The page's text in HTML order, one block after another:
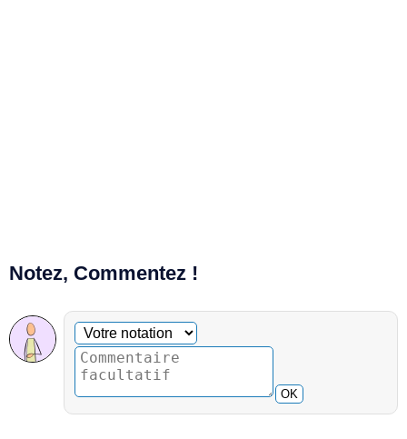
Notez, Commentez !
Commentaire facultatif
Votre notation
OK